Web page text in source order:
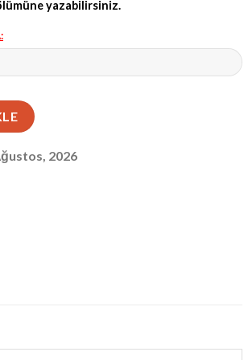
yazabilirsiniz.
adet
2026